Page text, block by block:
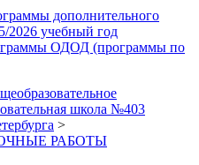
дополнительного
2026 учебный год
ОДОД (программы по
школа №403
>
РАБОТЫ